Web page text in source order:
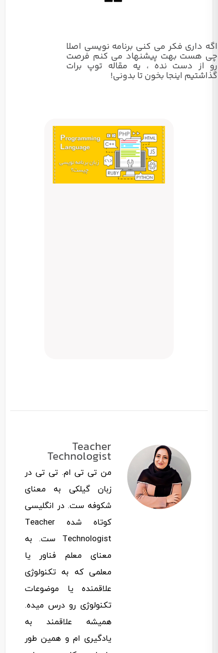
اگه داری فکر می کنی برنامه نویسی اصلا
چی هست بهت پیشنهاد می کنم فرصت
رو از دست نده ، یه مقاله توپ برات
گذاشتیم اینجا بخون تا بدونی!
Teacher
Technologist
من تی تی ام. تی تی در
زبان گیلکی به معنای
شکوفه ست. در انگلیسی
کوتاه شده Teacher
Technologist ست. به
معنای معلم فناور یا
معلمی که به تکنولوژی
علاقمنده یا موضوعات
تکنولوژی رو درس میده.
همیشه علاقمند به
یادگیری ام و همین طور